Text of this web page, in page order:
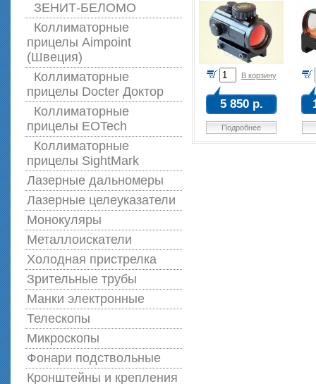
ЗЕНИТ-БЕЛОМО
Коллиматорные
прицелы Aimpoint
(Швеция)
Коллиматорные
прицелы Docter Доктор
Коллиматорные
прицелы EOTech
Коллиматорные
прицелы SightMark
Лазерные дальномеры
Лазерные целеуказатели
Монокуляры
Металлоискатели
Холодная пристрелка
Зрительные трубы
Манки электронные
Телескопы
Микроскопы
Фонари подствольные
Кронштейны и крепления
В корзину
5 850 р.
Подробнее